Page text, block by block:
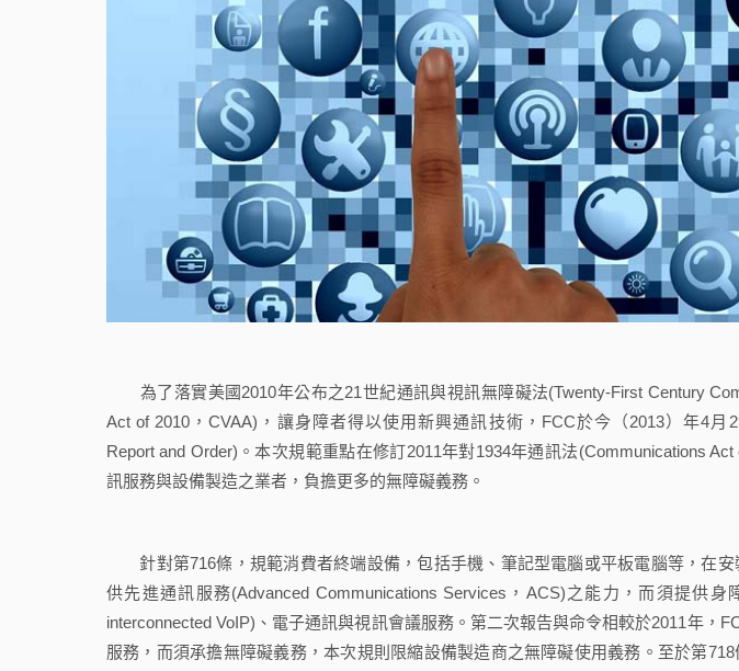
為了落實美國2010年公布之21世紀通訊與視訊無障礙法(Twenty-First Century
Act of 2010，CVAA)，讓身障者得以使用新興通訊技術，FCC於今（2013）年4月
Report and Order)。本次規範重點在修訂2011年對1934年通訊法(Communications
訊服務與設備製造之業者，負擔更多的無障礙義務。
針對第716條，規範消費者終端設備，包括手機、筆記型電腦或平板電腦等，在安
供先進通訊服務(Advanced Communications Services，ACS)之能力，而須提供身
interconnected VoIP)、電子通訊與視訊會議服務。第二次報告與命令相較於2011年，
服務，而須承擔無障礙義務，本次規則限縮設備製造商之無障礙使用義務。至於第